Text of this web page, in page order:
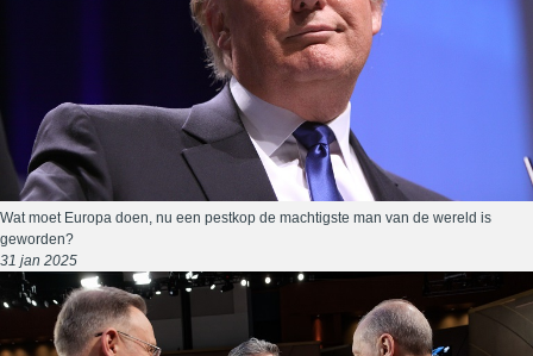
Wat moet Europa doen, nu een pestkop de machtigste man van de wereld is
geworden?
31 jan 2025